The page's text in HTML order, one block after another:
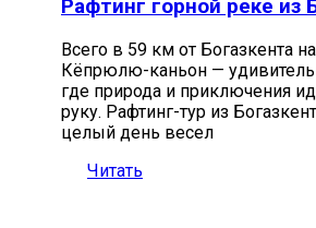
Рафтинг горной реке из
Всего в 59 км от Богазкента
Кёпрюлю-каньон —
где природа и приключения
руку. Рафтинг-тур из
целый день весел
Читать